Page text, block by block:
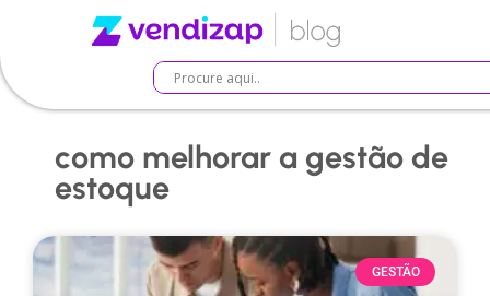
como melhorar a gestão de
estoque
GESTÃO